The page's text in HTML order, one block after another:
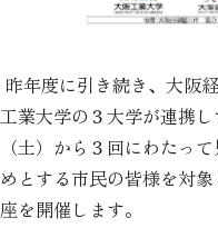
昨年度に引き続き、大阪
工業大学の３大学が連携
（土）から３回にわたって
めとする市民の皆様を対
座を開催します。